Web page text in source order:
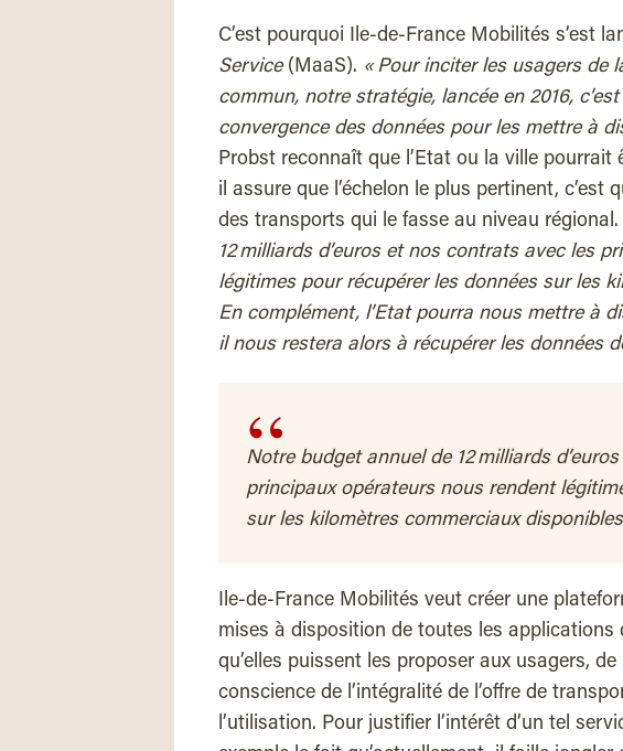
C’est pourquoi Ile-de-France Mobilités s’est
Service(MaaS). « Pour inciter les usagers de
commun, notre stratégie, lancée en 2016,
convergence des données pour les mettre à
Probst reconnaît que l’Etat ou la ville pourrait
il assure que l’échelon le plus pertinent, c’est
des transports qui le fasse au niveau régional.
12 milliards d’euros et nos contrats avec les
légitimes pour récupérer les données sur les
En complément, l’Etat pourra nous mettre à
il nous restera alors à récupérer les données
Notre budget annuel de 12 milliards
principaux opérateurs nous rendent
sur les kilomètres commerciaux disponibles
Ile-de-France Mobilités veut créer une
mises à disposition de toutes les applications
qu’elles puissent les proposer aux usagers,
conscience de l’intégralité de l’offre de
l’utilisation. Pour justifier l’intérêt d’un tel